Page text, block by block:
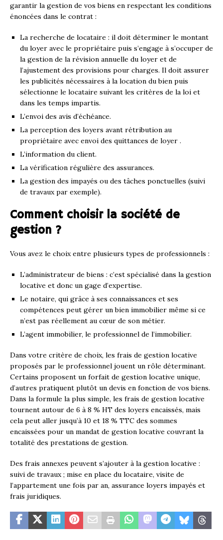
garantir la gestion de vos biens en respectant les conditions
énoncées dans le contrat :
La recherche de locataire : il doit déterminer le montant
du loyer avec le propriétaire puis s’engage à s’occuper de
la gestion de la révision annuelle du loyer et de
l’ajustement des provisions pour charges. Il doit assurer
les publicités nécessaires à la location du bien puis
sélectionne le locataire suivant les critères de la loi et
dans les temps impartis.
L’envoi des avis d’échéance.
La perception des loyers avant rétribution au
propriétaire avec envoi des quittances de loyer .
L’information du client.
La vérification régulière des assurances.
La gestion des impayés ou des tâches ponctuelles (suivi
de travaux par exemple).
Comment choisir la société de
gestion ?
Vous avez le choix entre plusieurs types de professionnels :
L’administrateur de biens : c’est spécialisé dans la gestion
locative et donc un gage d’expertise.
Le notaire, qui grâce à ses connaissances et ses
compétences peut gérer un bien immobilier même si ce
n’est pas réellement au cœur de son métier.
L’agent immobilier, le professionnel de l’immobilier.
Dans votre critère de choix, les frais de gestion locative
proposés par le professionnel jouent un rôle déterminant.
Certains proposent un forfait de gestion locative unique,
d’autres pratiquent plutôt un devis en fonction de vos biens.
Dans la formule la plus simple, les frais de gestion locative
tournent autour de 6 à 8 % HT des loyers encaissés, mais
cela peut aller jusqu’à 10 et 18 % TTC des sommes
encaissées pour un mandat de gestion locative couvrant la
totalité des prestations de gestion.
Des frais annexes peuvent s’ajouter à la gestion locative :
suivi de travaux ; mise en place du locataire, visite de
l’appartement une fois par an, assurance loyers impayés et
frais juridiques.